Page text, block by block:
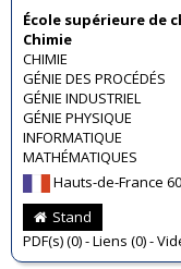
École supérieure de
Chimie
CHIMIE
GÉNIE DES PROCÉDÉS
GÉNIE INDUSTRIEL
GÉNIE PHYSIQUE
INFORMATIQUE
MATHÉMATIQUES
Hauts-de-France
Stand
PDF(s) (0) - Liens (0) -